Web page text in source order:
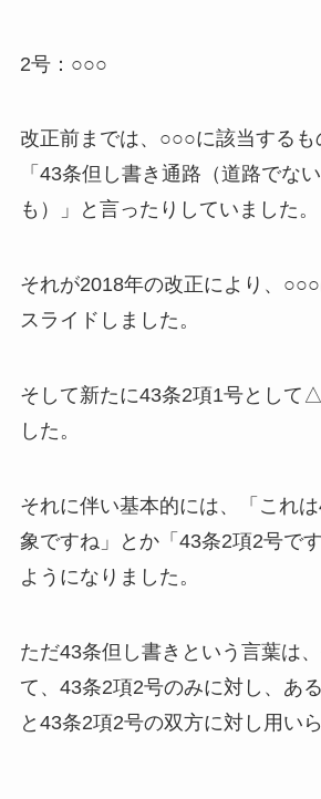
2号：○○○
改正前までは、○○○に該当するも
「43条但し書き通路（道路でな
も）」と言ったりしていました。
それが2018年の改正により、
スライドしました。
そして新たに43条2項1号とし
した。
それに伴い基本的には、「これ
象ですね」とか「43条2項2号で
ようになりました。
ただ43条但し書きという言葉は
て、43条2項2号のみに対し、あ
と43条2項2号の双方に対し用い